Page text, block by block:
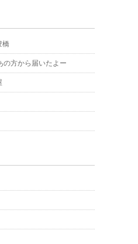
橋
の方から届いたよー